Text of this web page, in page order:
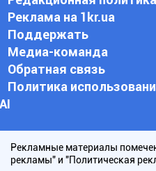
Реклама на 1kr.ua
Поддержать
Медиа-команда
Обратная связь
Политика
АI
Рекламные материалы
рекламы" и "Политическая